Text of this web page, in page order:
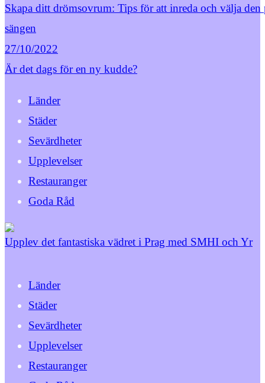
Skapa ditt drömsovrum: Tips för att inreda och välja den
sängen
27/10/2022
Är det dags för en ny kudde?
Länder
Städer
Sevärdheter
Upplevelser
Restauranger
Goda Råd
Upplev det fantastiska vädret i Prag med SMHI och Yr
Länder
Städer
Sevärdheter
Upplevelser
Restauranger